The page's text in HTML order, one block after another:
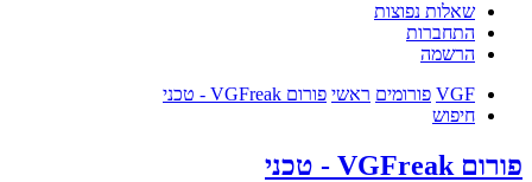
שאלות נפוצות
התחברות
הרשמה
VGF פורומים ראשי פורום VGFreak - טכני
חיפוש
פורום VGFreak - טכני